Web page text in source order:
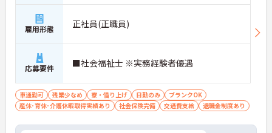
雇用形態 正社員(正職員)
応募要件 ■社会福祉士 ※実務経験者優遇
車通勤可 残業少なめ 寮・借り上げ 日勤のみ
ブランクOK
産休･育休･介護休暇取得実績あり
社会保険完備 交通費支給 退職金制度あり